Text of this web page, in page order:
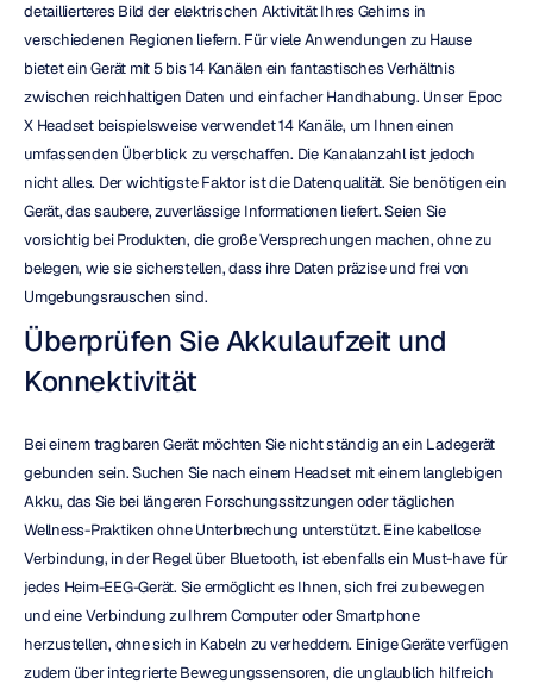
detaillierteres Bild der elektrischen Aktivität Ihres Gehirns in
verschiedenen Regionen liefern. Für viele Anwendungen zu Hause
bietet ein Gerät mit 5 bis 14 Kanälen ein fantastisches Verhältnis
zwischen reichhaltigen Daten und einfacher Handhabung. Unser Epoc
X Headset beispielsweise verwendet 14 Kanäle, um Ihnen einen
umfassenden Überblick zu verschaffen. Die Kanalanzahl ist jedoch
nicht alles. Der wichtigste Faktor ist die Datenqualität. Sie benötigen ein
Gerät, das saubere, zuverlässige Informationen liefert. Seien Sie
vorsichtig bei Produkten, die große Versprechungen machen, ohne zu
belegen, wie sie sicherstellen, dass ihre Daten präzise und frei von
Umgebungsrauschen sind.
Überprüfen Sie Akkulaufzeit und
Konnektivität
Bei einem tragbaren Gerät möchten Sie nicht ständig an ein Ladegerät
gebunden sein. Suchen Sie nach einem Headset mit einem langlebigen
Akku, das Sie bei längeren Forschungssitzungen oder täglichen
Wellness-Praktiken ohne Unterbrechung unterstützt. Eine kabellose
Verbindung, in der Regel über Bluetooth, ist ebenfalls ein Must-have für
jedes Heim-EEG-Gerät. Sie ermöglicht es Ihnen, sich frei zu bewegen
und eine Verbindung zu Ihrem Computer oder Smartphone
herzustellen, ohne sich in Kabeln zu verheddern. Einige Geräte verfügen
zudem über integrierte Bewegungssensoren, die unglaublich hilfreich